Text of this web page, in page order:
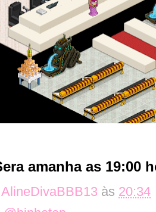
amanha as 19:00
AlineDivaBBB13 às 20:34